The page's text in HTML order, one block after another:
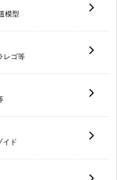
モ
4950344241958
4950344242481
076513027087
模型
レゴ等
イド